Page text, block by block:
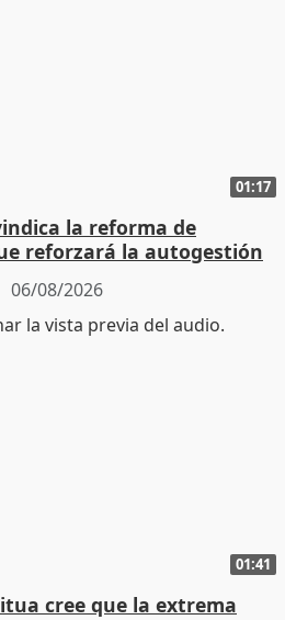
01:17
la reforma de
reforzará la autogestión
06/08/2026
01:41
cree que la extrema